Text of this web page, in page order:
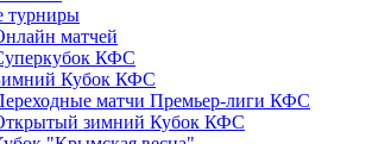
турниры
матчей
КФС
Кубок КФС
матчи Премьер-лиги КФС
зимний Кубок КФС